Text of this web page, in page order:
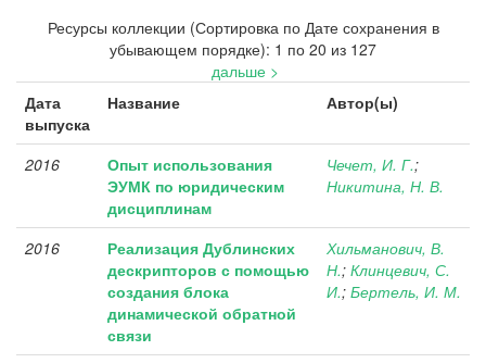
Ресурсы коллекции (Сортировка по Дате сохранения в
убывающем порядке): 1 по 20 из 127
дальше >
Дата
выпуска
Название Автор(ы)
2016
Опыт использования
ЭУМК по юридическим
дисциплинам
Чечет, И. Г.;
Никитина, Н. В.
2016
Реализация Дублинских
дескрипторов с помощью
создания блока
динамической обратной
связи
Хильманович, В.
Н.; Клинцевич, С.
И.; Бертель, И. М.